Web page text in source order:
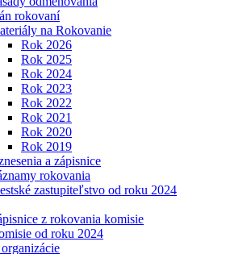
rokovaní
na Rokovanie
Rok 2026
Rok 2025
Rok 2024
Rok 2023
Rok 2022
Rok 2021
Rok 2020
Rok 2019
a zápisnice
rokovania
zastupiteľstvo od roku 2024
z rokovania komisie
od roku 2024